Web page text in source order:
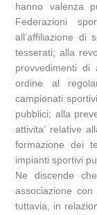
hanno valenza
Federazioni
all’affiliazione di
tesserati; alla
provvedimenti di
ordine al
campionati
pubblici; alla
attivita’ relative
formazione dei
impianti sportivi
Ne discende
associazione
tuttavia, in